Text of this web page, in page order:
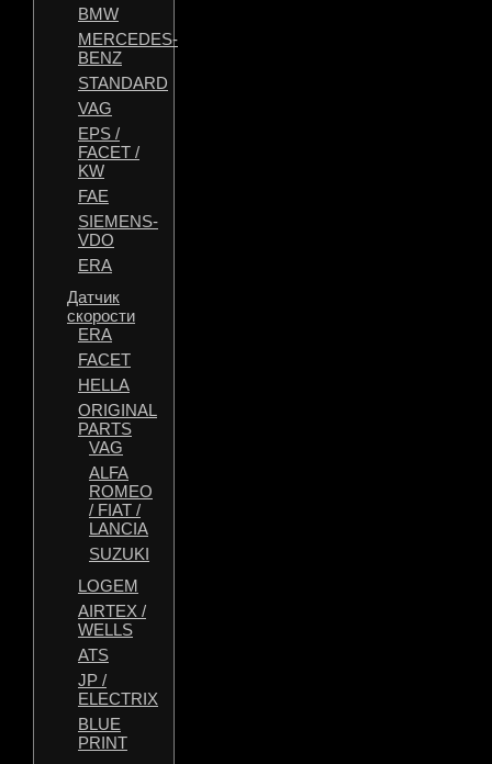
BMW
MERCEDES-
BENZ
STANDARD
VAG
EPS /
FACET /
KW
FAE
SIEMENS-
VDO
ERA
Датчик
скорости
ERA
FACET
HELLA
ORIGINAL
PARTS
VAG
ALFA
ROMEO
/ FIAT /
LANCIA
SUZUKI
LOGEM
AIRTEX /
WELLS
ATS
JP /
ELECTRIX
BLUE
PRINT